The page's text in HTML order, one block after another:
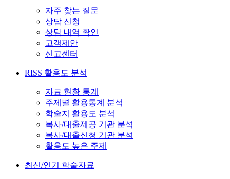
자주 찾는 질문
상담 신청
상담 내역 확인
고객제안
신고센터
RISS 활용도 분석
자료 현황 통계
주제별 활용통계 분석
학술지 활용도 분석
복사/대출제공 기관 분석
복사/대출신청 기관 분석
활용도 높은 주제
최신/인기 학술자료